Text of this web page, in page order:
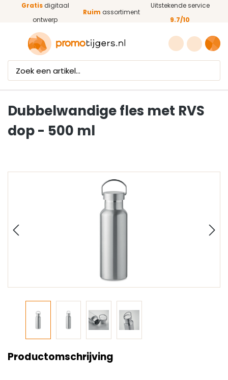
Ga naar de hoofdinhoud
Gratisdigitaal
ontwerp
Ruim assortiment
Uitstekende service
9.7/10
Dubbelwandige fles met RVS
dop - 500 ml
Afbeeldingengalerij overslaan
Productomschrijving